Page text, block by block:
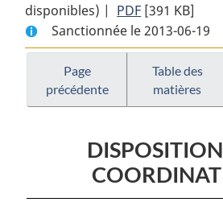
complet
:
Loi
visant
à
renforcer
justice
militaire
disponibles) | PDF Texte
complet
:
Loi
visant
à
la
justice
[391 KB]
Sanctionnée le 2013-06-19
Page
précédente
Table des
matières